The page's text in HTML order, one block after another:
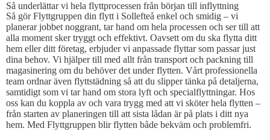
Så underlättar vi hela flyttprocessen från början till inflyttning
Så gör Flyttgruppen din flytt i Sollefteå enkel och smidig – vi
planerar jobbet noggrant, tar hand om hela processen och ser till att
alla moment sker tryggt och effektivt. Oavsett om du ska flytta ditt
hem eller ditt företag, erbjuder vi anpassade flyttar som passar just
dina behov. Vi hjälper till med allt från transport och packning till
magasinering om du behöver det under flytten. Vårt professionella
team ordnar även flyttstädning så att du slipper tänka på detaljerna,
samtidigt som vi tar hand om stora lyft och specialflyttningar. Hos
oss kan du koppla av och vara trygg med att vi sköter hela flytten –
från starten av planeringen till att sista lådan är på plats i ditt nya
hem. Med Flyttgruppen blir flytten både bekväm och problemfri.